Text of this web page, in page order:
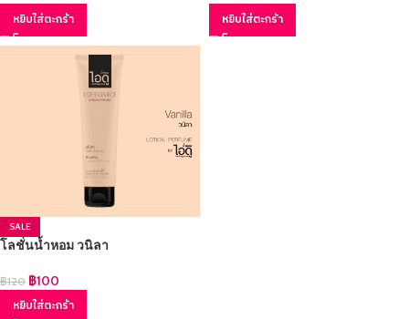
หยิบใส่ตะกร้า หยิบใส่ตะกร้า
SALE
โลชั่นน้ำหอม วนิลา
฿120 ฿100
หยิบใส่ตะกร้า